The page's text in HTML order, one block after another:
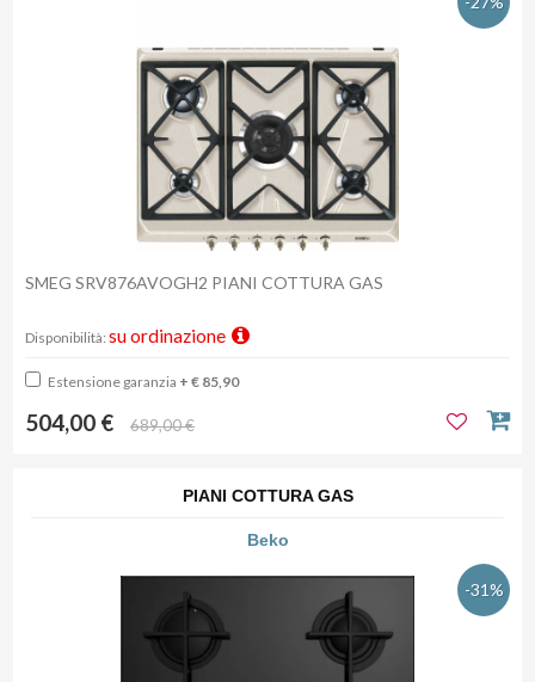
SMEG SRV876AVOGH2 PIANI COTTURA GAS
Disponibilità: su ordinazione
Estensione garanzia + € 85,90
504,00 € 689,00 €
PIANI COTTURA GAS
Beko
-31%